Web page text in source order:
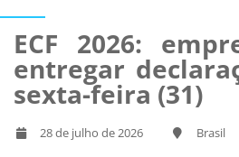
ECF 2026:
entregar
sexta-feira (31)
28 de julho de 2026 Brasil